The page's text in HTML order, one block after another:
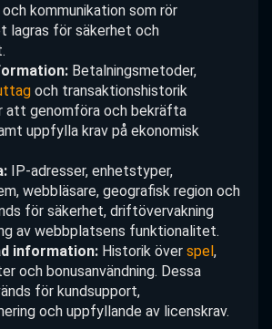
kommunikation som rör
lagras för säkerhet och
Betalningsmetoder,
och transaktionshistorik
att genomföra och bekräfta
uppfylla krav på ekonomisk
IP-adresser, enhetstyper,
webbläsare, geografisk region och
för säkerhet, driftövervakning
av webbplatsens funktionalitet.
information:Historik över spel,
och bonusanvändning. Dessa
för kundsupport,
och uppfyllande av licenskrav.